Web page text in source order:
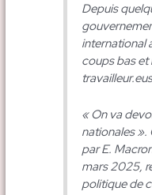
Depuis
international
coups bas et
« On va
nationales ».
par E.
mars 2025,
politique de